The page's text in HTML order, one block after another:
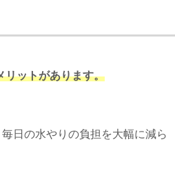
リットがあります。
日の水やりの負担を大幅に減ら